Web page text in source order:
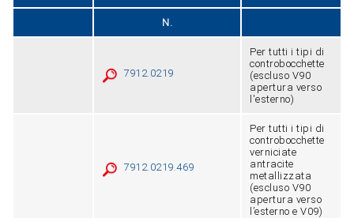
N.
7912.0219
Per tutti i tipi di
controbocchette
(escluso V90
apertura verso
l'esterno)
7912.0219.469
Per tutti i tipi di
controbocchette
verniciate
antracite
metallizzata
(escluso V90
apertura verso
l’esterno e V09)